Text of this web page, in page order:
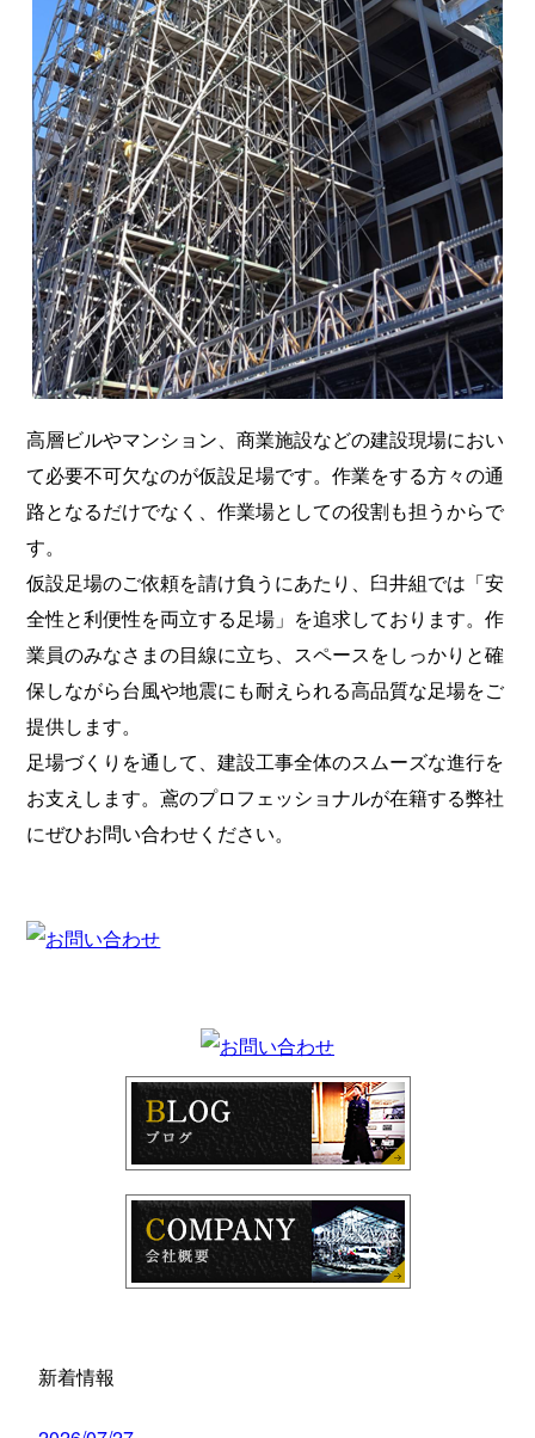
高層ビルやマンション、商業施設などの建設現場におい
て必要不可欠なのが仮設足場です。作業をする方々の通
路となるだけでなく、作業場としての役割も担うからで
す。
仮設足場のご依頼を請け負うにあたり、臼井組では「安
全性と利便性を両立する足場」を追求しております。作
業員のみなさまの目線に立ち、スペースをしっかりと確
保しながら台風や地震にも耐えられる高品質な足場をご
提供します。
足場づくりを通して、建設工事全体のスムーズな進行を
お支えします。鳶のプロフェッショナルが在籍する弊社
にぜひお問い合わせください。
新着情報